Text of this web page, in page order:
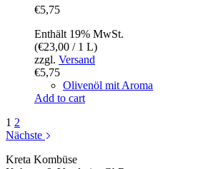
€5,75
Enthält 19% MwSt.
(€23,00 / 1 L)
zzgl. Versand
€5,75
Olivenöl mit Aroma
Add to cart
1 2
Nächste
Kreta Kombüse